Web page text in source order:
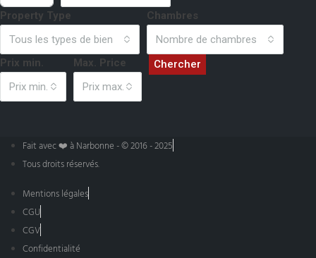
Property Type
Tous les types de bien
Chambres
Nombre de chambres
Prix min.
Prix min.
Max. Price
Prix max.
Chercher
Fait avec ❤️ à Narbonne - © 2016 - 2025
Tous droits réservés.
Mentions légales
CGU
CGV
Confidentialité